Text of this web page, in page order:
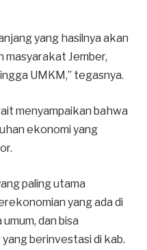
yang hasilnya akan
masyarakat Jember,
UMKM,” tegasnya.
menyampaikan bahwa
ekonomi yang
paling utama
yang ada di
dan bisa
berinvestasi di kab.